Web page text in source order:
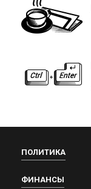
ПОЛИТИКА
ФИНАНСЫ